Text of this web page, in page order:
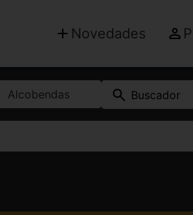
Novedades
Alcobendas Buscador